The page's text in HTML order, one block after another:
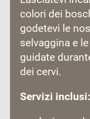
colori dei
godetevi le
selvaggina e
guidate
dei cervi.
Servizi inclusi: